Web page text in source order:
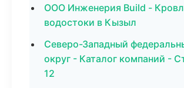
ООО Инженерия Build -
водостоки в Кызыл
Северо-Западный
округ - Каталог компаний -
12